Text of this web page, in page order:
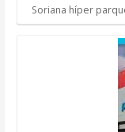
Soriana híper